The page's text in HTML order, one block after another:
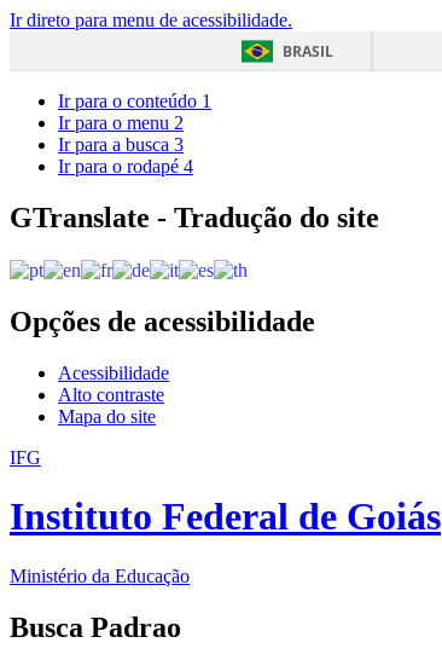
Ir direto para menu de acessibilidade.
BRASIL
Ir para o conteúdo 1
Ir para o menu 2
Ir para a busca 3
Ir para o rodapé 4
GTranslate - Tradução do site
Opções de acessibilidade
Acessibilidade
Alto contraste
Mapa do site
IFG
Instituto Federal de Goiás
Ministério da Educação
Busca Padrao